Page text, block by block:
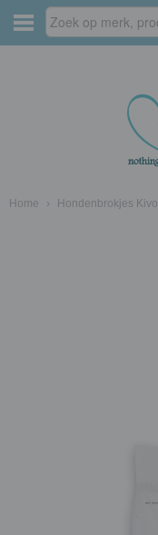
Home › Hondenbrokjes Kivo